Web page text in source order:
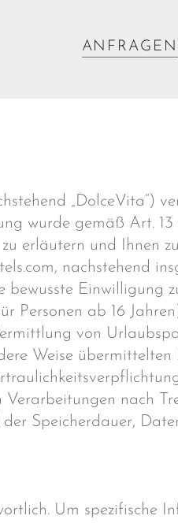
ANFRAGEN
„DolceVita“)
wurde gemäß Art.
erläutern und Ihnen
nachstehend
bewusste Einwilligung
Personen ab 16
von
Weise
nach
Speicherdauer,
Um spezifische